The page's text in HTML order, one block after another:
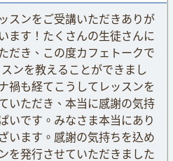
スンをご受講いただきありが
ます！たくさんの生徒さんに
だき、この度カフェトークで
ンを教えることができまし
禍も経てこうしてレッスンを
いただき、本当に感謝の気持
いです。みなさま本当にあり
います。感謝の気持ちを込め
を発行させていただきました